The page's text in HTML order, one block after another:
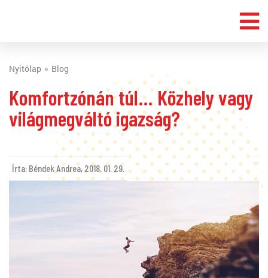
Nyitólap Blog
Komfortzónán túl… Közhely vagy
világmegváltó igazság?
Írta: Béndek Andrea,2018. 01. 29.